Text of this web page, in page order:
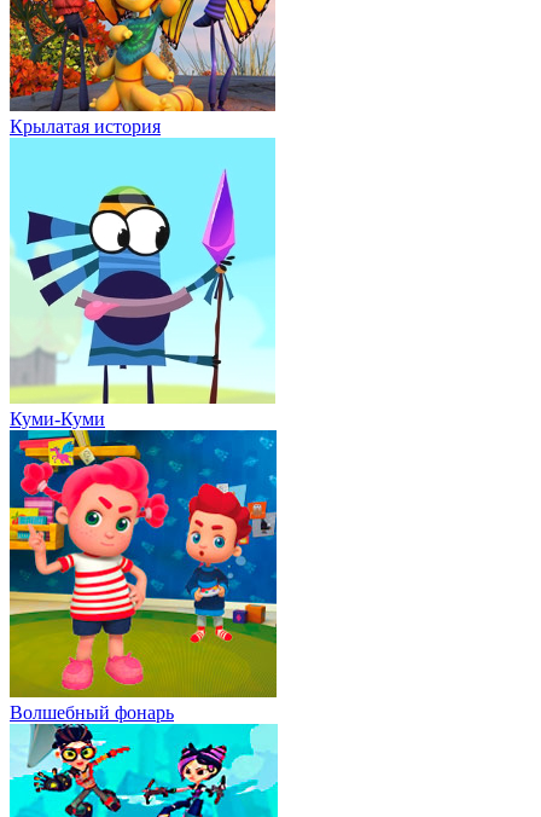
Крылатая история
Куми-Куми
Волшебный фонарь